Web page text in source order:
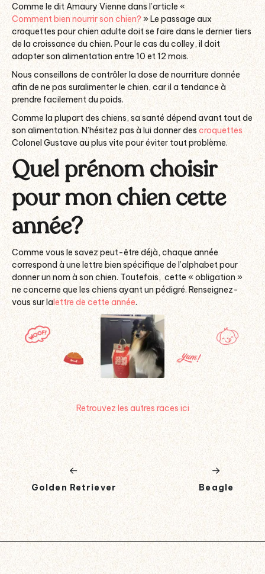
Comme le dit Amaury Vienne dans l’article «
Comment bien nourrir son chien? » Le passage aux
croquettes pour chien adulte doit se faire dans le dernier tiers
de la croissance du chien. Pour le cas du colley, il doit
adapter son alimentation entre 10 et 12 mois.
Nous conseillons de contrôler la dose de nourriture donnée
afin de ne pas suralimenter le chien, car il a tendance à
prendre facilement du poids.
Comme la plupart des chiens, sa santé dépend avant tout de
son alimentation. N’hésitez pas à lui donner des croquettes
Colonel Gustave au plus vite pour éviter tout problème.
Quel prénom choisir
pour mon chien cette
année?
Comme vous le savez peut-être déjà, chaque année
correspond à une lettre bien spécifique de l’alphabet pour
donner un nom à son chien. Toutefois, cette « obligation »
ne concerne que les chiens ayant un pédigré. Renseignez-
vous sur lalettre de cette année.
Retrouvez les autres races ici
Golden Retriever Beagle